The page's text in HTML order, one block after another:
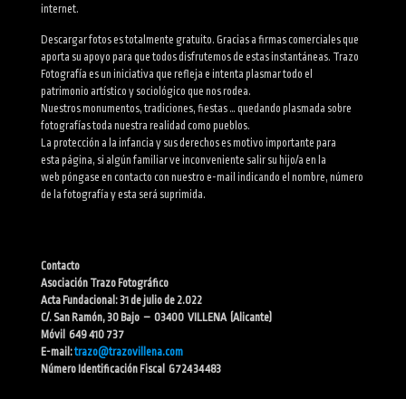
internet.
Descargar fotos es totalmente gratuito. Gracias a firmas comerciales que
aporta su apoyo para que todos disfrutemos de estas instantáneas. Trazo
Fotografía es un iniciativa que refleja e intenta plasmar todo el
patrimonio artístico y sociológico que nos rodea.
Nuestros monumentos, tradiciones, fiestas … quedando plasmada sobre
fotografías toda nuestra realidad como pueblos.
La protección a la infancia y sus derechos es motivo importante para
esta página, si algún familiar ve inconveniente salir su hijo/a en la
web póngase en contacto con nuestro e-mail indicando el nombre, número
de la fotografía y esta será suprimida.
Contacto
Asociación Trazo Fotográfico
Acta Fundacional: 31 de julio de 2.022
C/. San Ramón, 30 Bajo – 03400 VILLENA (Alicante)
Móvil 649 410 737
E-mail:trazo@trazovillena.com
Número Identificación Fiscal G72434483